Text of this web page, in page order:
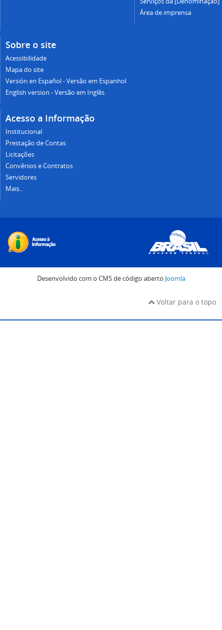
Área de imprensa
Sobre o site
Acessibilidade
Mapa do site
Versión en Español - Versão em Espanhol
English version - Versão em Inglês
Acesso a Informação
Institucional
Prestação de Contas
Licitações
Convênios e Contratos
Servidores
Mais..
Desenvolvido com o CMS de código aberto Joomla
Voltar para o topo